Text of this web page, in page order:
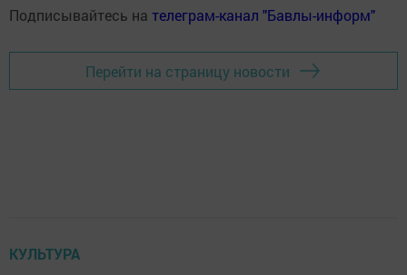
Подписывайтесь на телеграм-канал "Бавлы-информ"
Перейти на страницу новости
КУЛЬТУРА